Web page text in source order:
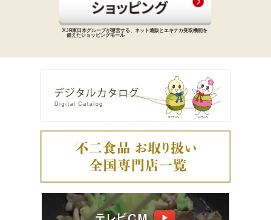
※JR東日本グループが運営する、 ネット通販とエキナカ受取機能を
備えたショッピングモール